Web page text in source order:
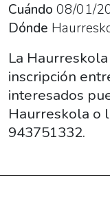
matriculación
en
la
Haurreskola
2018-
01-
08T09:00:00+01:00
Cuándo 08/01/
Dónde
La
inscripción
interesados
Haurreskola o
943751332.